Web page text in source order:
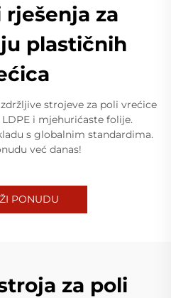
za
plastičnih
strojeve za poli vrećice
i mjehurićaste folije.
s globalnim standardima.
već danas!
PONUDU
za poli